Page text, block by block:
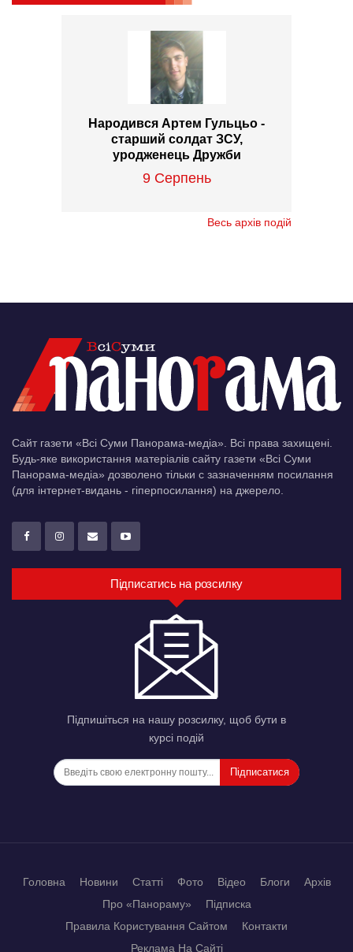
Народився Артем Гульцьо -
старший солдат ЗСУ,
уродженець Дружби
9 Серпень
Весь архів подій
Сайт газети «Всі Суми Панорама-медіа». Всі права захищені.
Будь-яке використання матеріалів сайту газети «Всі Суми
Панорама-медіа» дозволено тільки c зазначенням посилання
(для інтернет-видань - гіперпосилання) на джерело.
Підписатись на розсилку
Підпишіться на нашу розсилку, щоб бути в
курсі подій
Підписатися
Головна Новини Статті Фото Відео Блоги
Архів
Про «Панораму»
Підписка
Правила Користування Сайтом
Контакти
Реклама На Сайті